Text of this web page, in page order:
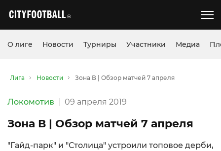
О лиге Новости Турниры Участники Медиа
Лига Новости Зона В | Обзор матчей 7 апреля
Локомотив 09 апреля 2019
Зона В | Обзор матчей 7 апреля
"Гайд-парк" и "Столица" устроили топовое дерби,